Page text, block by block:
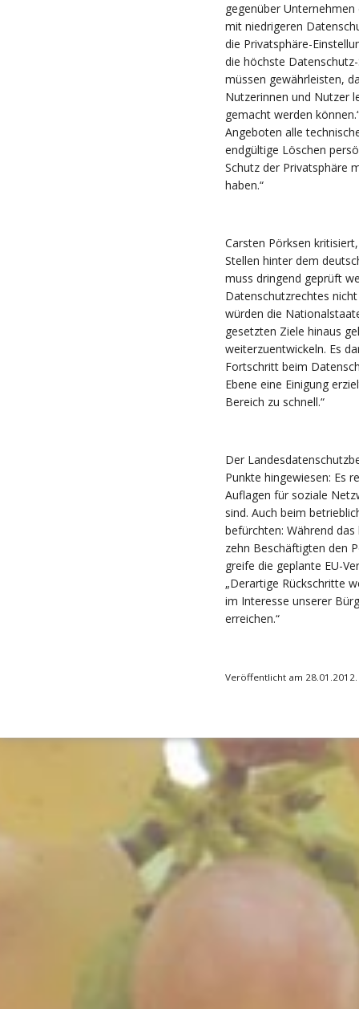
gegenüber
mit niedrigeren
die Privatsphäre-
die höchste
müssen gewährleisten,
Nutzerinnen und Nutzer
gemacht werden
Angeboten alle
endgültige Löschen
Schutz der Privatsphäre
haben.“
Carsten Pörksen
Stellen hinter dem
muss dringend geprüft
Datenschutzrechtes
würden die
gesetzten Ziele hinaus
weiterzuentwickeln. Es
Fortschritt beim
Ebene eine Einigung
Bereich zu schnell.“
Der
Punkte hingewiesen: Es
Auflagen für soziale
sind. Auch beim
befürchten: Während
zehn Beschäftigten den
greife die geplante EU-
„Derartige Rückschritte
im Interesse unserer
erreichen.“
Veröffentlicht am 28.01.2012.